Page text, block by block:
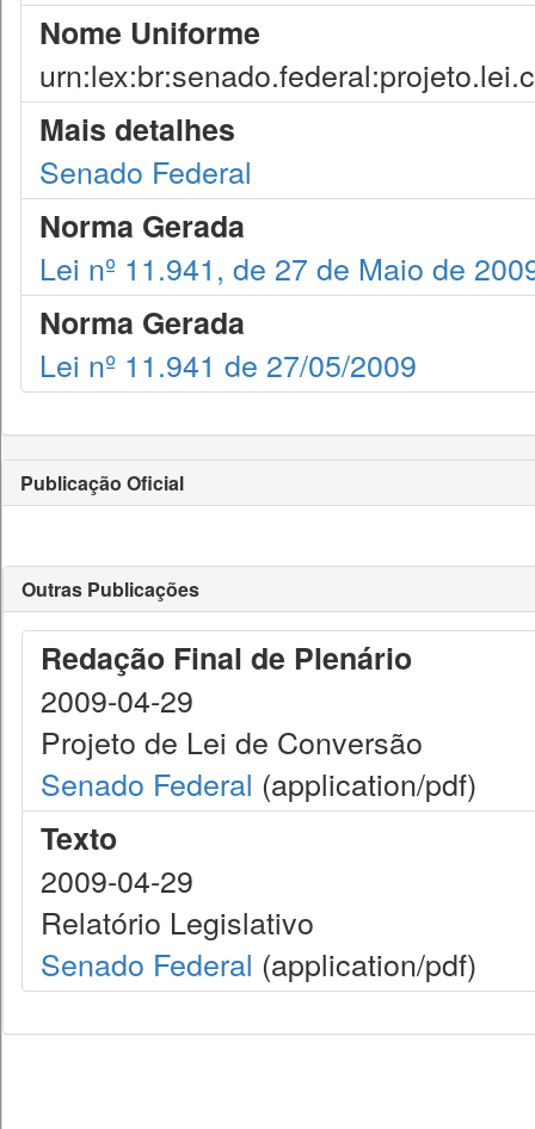
Nome Uniforme
Mais detalhes
Senado Federal
Norma Gerada
Lei nº 11.941, de 27 de Maio de
Norma Gerada
Lei nº 11.941 de 27/05/2009
Publicação Oficial
Outras Publicações
Redação Final de Plenário
2009-04-29
Projeto de Lei de Conversão
Senado Federal (application/pdf)
Texto
2009-04-29
Relatório Legislativo
Senado Federal (application/pdf)